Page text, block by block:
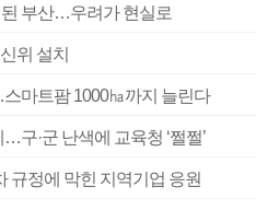
된 부산…우려가 현실로
위 설치
스마트팜 1000㏊까지 늘린다
구·군 난색에 교육청 ‘쩔쩔’
정에 막힌 지역기업 응원